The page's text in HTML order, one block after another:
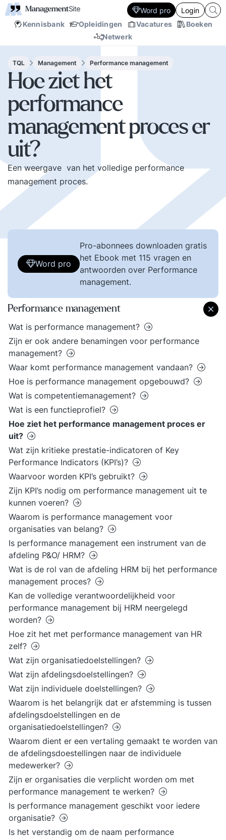
Kennisbank Opleidingen Vacatures
Boeken
Netwerk
Word pro Login
TQL Management Performance management
Hoe ziet het
performance
management proces er
uit?
Een weergave van het volledige performance
management proces.
Word pro
Pro-abonnees downloaden gratis
het Ebook met 115 vragen en
antwoorden over Performance
management.
Performance management
Wat is performance management?
Zijn er ook andere benamingen voor performance
management?
Waar komt performance management vandaan?
Hoe is performance management opgebouwd?
Wat is competentiemanagement?
Wat is een functieprofiel?
Hoe ziet het performance management proces er
uit?
Wat zijn kritieke prestatie-indicatoren of Key
Performance Indicators (KPI’s)?
Waarvoor worden KPI’s gebruikt?
Zijn KPI’s nodig om performance management uit te
kunnen voeren?
Waarom is performance management voor
organisaties van belang?
Is performance management een instrument van de
afdeling P&O/ HRM?
Wat is de rol van de afdeling HRM bij het performance
management proces?
Kan de volledige verantwoordelijkheid voor
performance management bij HRM neergelegd
worden?
Hoe zit het met performance management van HR
zelf?
Wat zijn organisatiedoelstellingen?
Wat zijn afdelingsdoelstellingen?
Wat zijn individuele doelstellingen?
Waarom is het belangrijk dat er afstemming is tussen
afdelingsdoelstellingen en de
organisatiedoelstellingen?
Waarom dient er een vertaling gemaakt te worden van
de afdelingsdoestellingen naar de individuele
medewerker?
Zijn er organisaties die verplicht worden om met
performance management te werken?
Is performance management geschikt voor iedere
organisatie?
Is het verstandig om de naam performance